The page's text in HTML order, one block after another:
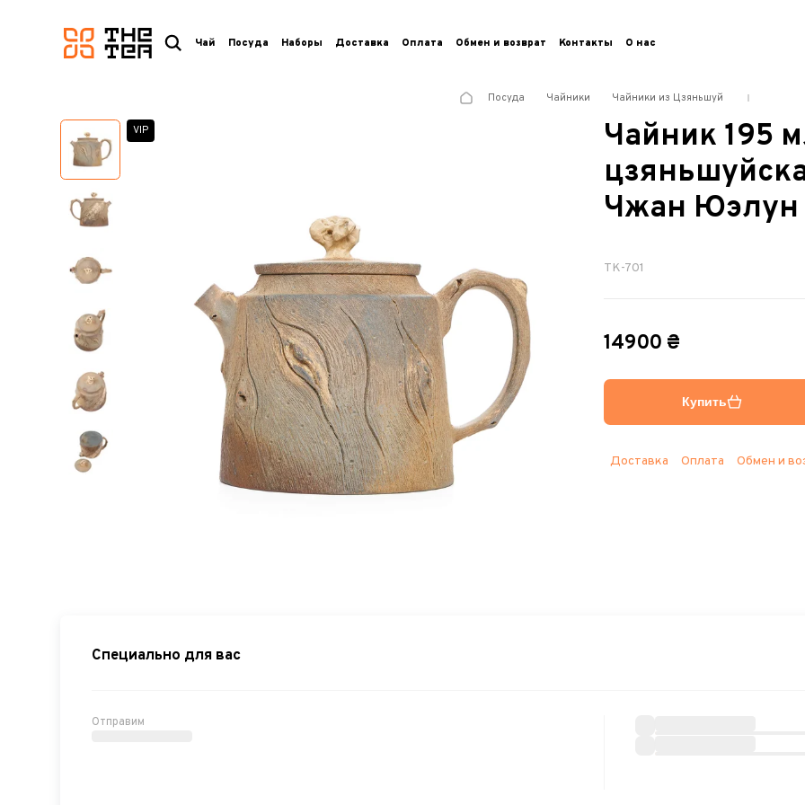
логотип
Чай Посуда Наборы Доставка Оплата Обмен и возврат Контакты О нас
Посуда Чайники Чайники из Цзяньшуй
VIP
Чайник 195
Чжан Юэлун
TK-701
14900 ₴
Купить
Доставка Оплата Обмен и
Специально для вас
Отправим